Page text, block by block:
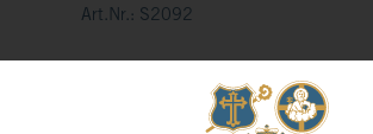
Art.Nr.: S2092
Ein Obstgarten für die Sinne: Schon
Ausschenken verzaubert der trockene